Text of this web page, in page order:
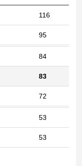
116
95
84
83
72
53
53